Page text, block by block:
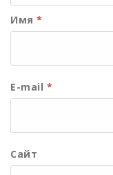
Имя *
E-mail *
Сайт